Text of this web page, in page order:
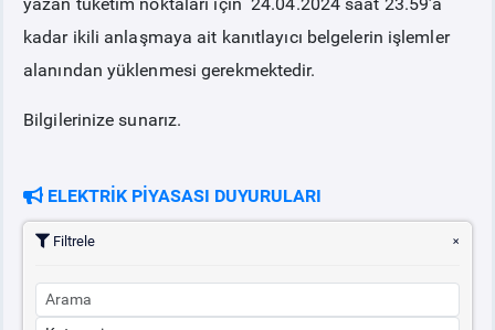
BÜLTENLER
DUYURULAR
kadar ikili anlaşmaya ait kanıtlayıcı belgelerin işlemler
alanından yüklenmesi gerekmektedir.
Bilgilerinize sunarız.
ELEKTRİK PİYASASI DUYURULARI
Filtrele